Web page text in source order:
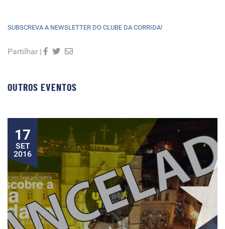
SUBSCREVA A NEWSLETTER DO CLUBE DA CORRIDA!
Partilhar |
OUTROS EVENTOS
17
SET
2016